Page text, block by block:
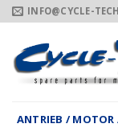
Zum
Inhalt
springen
INFO@CYCLE-
ANTRIEB / MOTOR